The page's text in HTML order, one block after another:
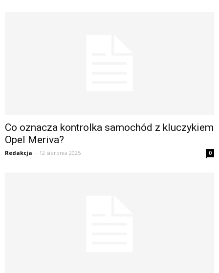
Co oznacza kontrolka samochód z kluczykiem
Opel Meriva?
Redakcja - 12 sierpnia 2025 0